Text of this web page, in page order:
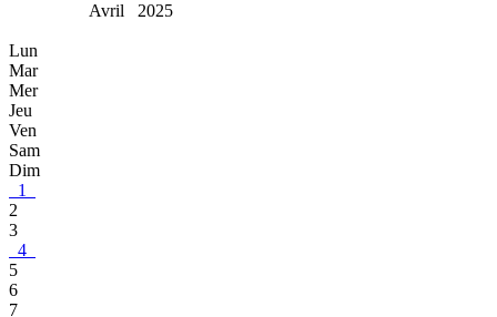
Avril 2025
Lun
Mar
Mer
Jeu
Ven
Sam
Dim
1
2
3
4
5
6
7